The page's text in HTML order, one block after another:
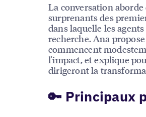
La conversation
surprenants des
dans laquelle les
recherche. Ana
commencent
l'impact, et explique
dirigeront la
🔑 Principaux